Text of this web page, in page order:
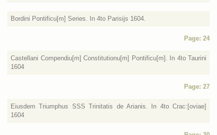
Bordini Pontificu[m] Series. In 4to Parisijs 1604.
Page: 24
Castellani Compendiu[m] Constitutionu[m] Pontificu[m]. In 4to Taurini
1604
Page: 27
Eiusdem Triumphus SSS Trinitatis de Arianis. In 4to Crac:[oviae]
1604